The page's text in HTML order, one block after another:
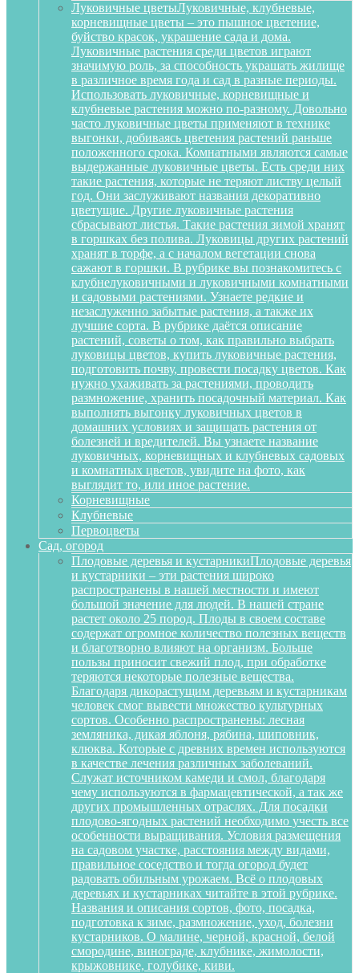
Луковичные цветыЛуковичные, клубневые,
корневищные цветы – это пышное цветение,
буйство красок, украшение сада и дома.
Луковичные растения среди цветов играют
значимую роль, за способность украшать жилище
в различное время года и сад в разные периоды.
Использовать луковичные, корневищные и
клубневые растения можно по-разному. Довольно
часто луковичные цветы применяют в технике
выгонки, добиваясь цветения растений раньше
положенного срока. Комнатными являются самые
выдержанные луковичные цветы. Есть среди них
такие растения, которые не теряют листву целый
год. Они заслуживают названия декоративно
цветущие. Другие луковичные растения
сбрасывают листья. Такие растения зимой хранят
в горшках без полива. Луковицы других растений
хранят в торфе, а с началом вегетации снова
сажают в горшки. В рубрике вы познакомитесь с
клубнелуковичными и луковичными комнатными
и садовыми растениями. Узнаете редкие и
незаслуженно забытые растения, а также их
лучшие сорта. В рубрике даётся описание
растений, советы о том, как правильно выбрать
луковицы цветов, купить луковичные растения,
подготовить почву, провести посадку цветов. Как
нужно ухаживать за растениями, проводить
размножение, хранить посадочный материал. Как
выполнять выгонку луковичных цветов в
домашних условиях и защищать растения от
болезней и вредителей. Вы узнаете название
луковичных, корневищных и клубневых садовых
и комнатных цветов, увидите на фото, как
выглядит то, или иное растение.
Корневищные
Клубневые
Первоцветы
Сад, огород
Плодовые деревья и кустарникиПлодовые деревья
и кустарники – эти растения широко
распространены в нашей местности и имеют
большой значение для людей. В нашей стране
растет около 25 пород. Плоды в своем составе
содержат огромное количество полезных веществ
и благотворно влияют на организм. Больше
пользы приносит свежий плод, при обработке
теряются некоторые полезные вещества.
Благодаря дикорастущим деревьям и кустарникам
человек смог вывести множество культурных
сортов. Особенно распространены: лесная
земляника, дикая яблоня, рябина, шиповник,
клюква. Которые с древних времен используются
в качестве лечения различных заболеваний.
Служат источником камеди и смол, благодаря
чему используются в фармацевтической, а так же
других промышленных отраслях. Для посадки
плодово-ягодных растений необходимо учесть все
особенности выращивания. Условия размещения
на садовом участке, расстояния между видами,
правильное соседство и тогда огород будет
радовать обильным урожаем. Всё о плодовых
деревьях и кустарниках читайте в этой рубрике.
Названия и описания сортов, фото, посадка,
подготовка к зиме, размножение, уход, болезни
кустарников. О малине, черной, красной, белой
смородине, винограде, клубнике, жимолости,
крыжовнике, голубике, киви.